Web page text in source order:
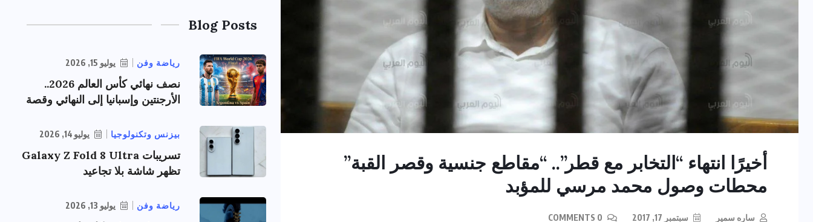
أخيرًا انتهاء “التخابر مع قطر”.. “مقاطع جنسية وقصر القبة”
محطات وصول محمد مرسي للمؤبد
ساره سمير سبتمبر 17, 2017
Blog Posts
رياضة وفن يوليو 15, 2026
نصف نهائي كأس العالم 2026..
الأرجنتين وإسبانيا إلى النهائي وقصة
بيزنس وتكنولوجيا يوليو 14, 2026
تسريبات Galaxy Z Fold 8 Ultra
تظهر شاشة بلا تجاعيد
رياضة وفن يوليو 13, 2026